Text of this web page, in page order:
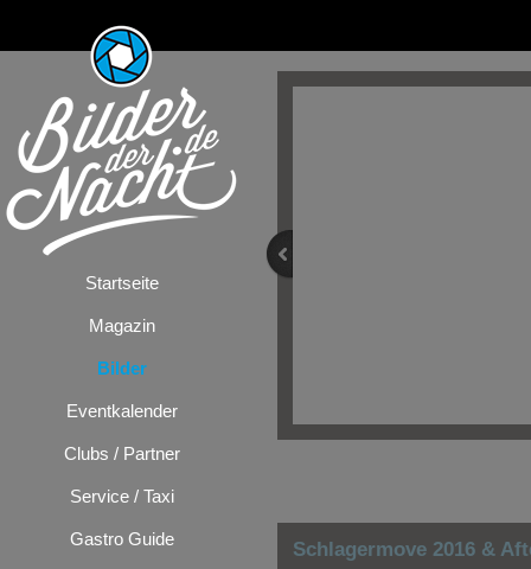
Startseite
Magazin
Bilder
Eventkalender
Clubs / Partner
Service / Taxi
Gastro Guide Schlagermove 2016 &